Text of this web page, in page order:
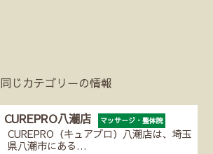
同じカテゴリーの情報
CUREPRO八潮店 マッサージ・整体院
CUREPRO（キュアプロ）八潮店は、埼玉
県八潮市にある…